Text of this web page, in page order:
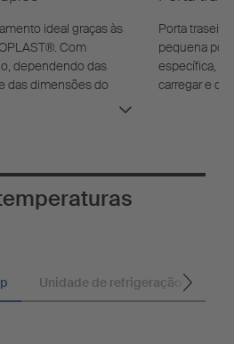
ideal graças às
Com
dependendo das
das dimensões do
Porta
pequena
específica,
carregar e
Unidade de refrigeração